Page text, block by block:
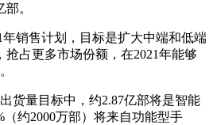
。
年销售计划，目标是扩大中端和低端
抢占更多市场份额，在2021年能够
货量目标中，约2.87亿部将是智能
（约2000万部）将来自功能型手